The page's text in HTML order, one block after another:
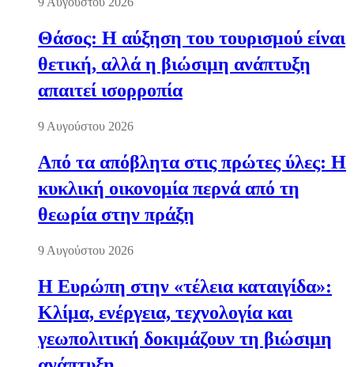
Θάσος: Η αύξηση του τουρισμού είναι
θετική, αλλά η βιώσιμη ανάπτυξη
απαιτεί ισορροπία
9 Αυγούστου 2026
Από τα απόβλητα στις πρώτες ύλες: Η
κυκλική οικονομία περνά από τη
θεωρία στην πράξη
9 Αυγούστου 2026
Η Ευρώπη στην «τέλεια καταιγίδα»:
Κλίμα, ενέργεια, τεχνολογία και
γεωπολιτική δοκιμάζουν τη βιώσιμη